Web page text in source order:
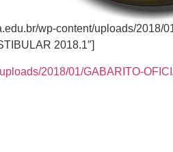
wp-content/uploads/
2018.1″]
2018/01/GABARITO-